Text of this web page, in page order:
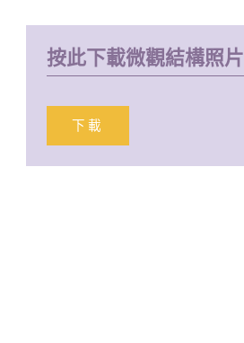
按此下載微觀結構照片
下載